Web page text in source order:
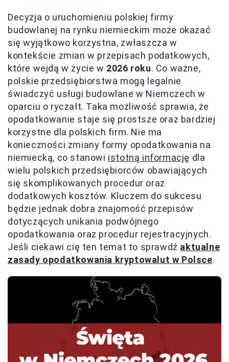
Decyzja o uruchomieniu polskiej firmy
budowlanej na rynku niemieckim może okazać
się wyjątkowo korzystna, zwłaszcza w
kontekście zmian w przepisach podatkowych,
które wejdą w życie w 2026 roku. Co ważne,
polskie przedsiębiorstwa mogą legalnie
świadczyć usługi budowlane w Niemczech w
oparciu o ryczałt. Taka możliwość sprawia, że
opodatkowanie staje się prostsze oraz bardziej
korzystne dla polskich firm. Nie ma
konieczności zmiany formy opodatkowania na
niemiecką, co stanowi istotną informację dla
wielu polskich przedsiębiorców obawiających
się skomplikowanych procedur oraz
dodatkowych kosztów. Kluczem do sukcesu
będzie jednak dobra znajomość przepisów
dotyczących unikania podwójnego
opodatkowania oraz procedur rejestracyjnych.
Jeśli ciekawi cię ten temat to sprawdź aktualne
zasady opodatkowania kryptowalut w Polsce.